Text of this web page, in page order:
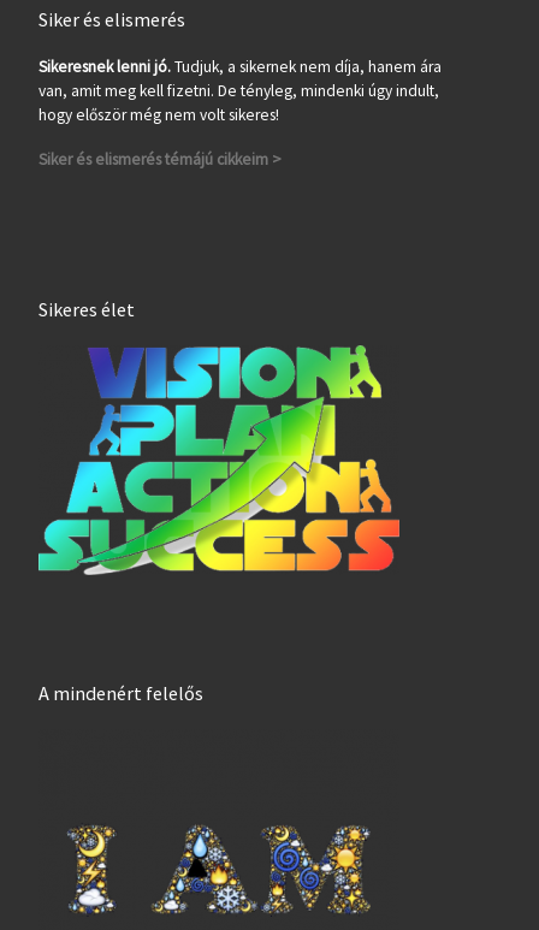
Siker és elismerés
Sikeresnek lenni jó.Tudjuk, a sikernek nem díja, hanem ára
van, amit meg kell fizetni. De tényleg, mindenki úgy indult,
hogy először még nem volt sikeres!
Siker és elismerés témájú cikkeim >
Sikeres élet
A mindenért felelős